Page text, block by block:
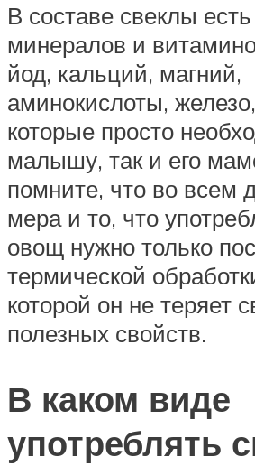
В составе свеклы
минералов и
йод, кальций, магний,
аминокислоты,
которые просто
малышу, так и его
помните, что во всем
мера и то, что
овощ нужно только
термической
которой он не теряет
полезных свойств.
В каком виде
употреблять